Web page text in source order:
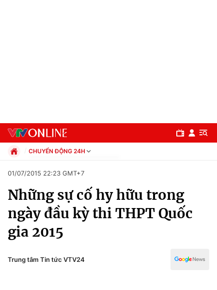
Chuyên mục
Chính trị
CHUYỂN ĐỘNG 24H
Xã hội
Pháp luật
Kinh tế
Thể thao
Truyền hình
Văn hóa - Giải trí
01/07/2015 22:23 GMT+7
Những sự cố hy hữu trong
ngày đầu kỳ thi THPT Quốc
gia 2015
Trung tâm Tin tức VTV24